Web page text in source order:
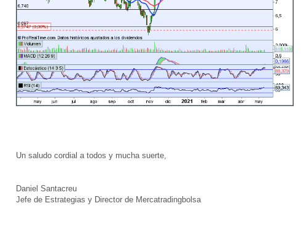
Un saludo cordial a todos y mucha suerte,
Daniel Santacreu
Jefe de Estrategias y Director de Mercatradingbolsa